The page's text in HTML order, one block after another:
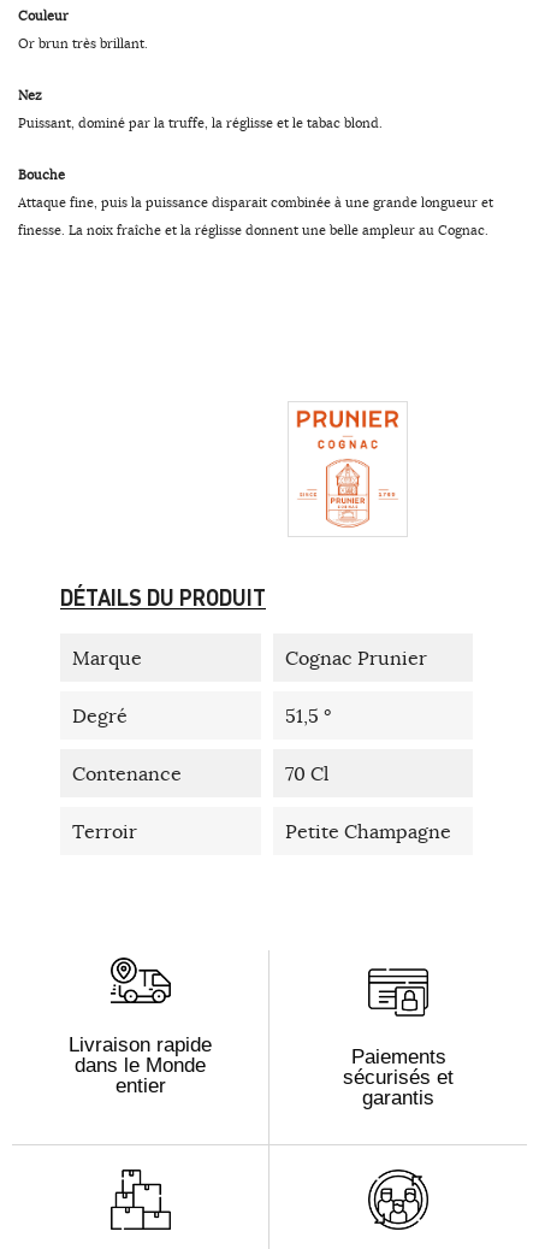
Couleur
Or brun très brillant.
Nez
Puissant, dominé par la truffe, la réglisse et le tabac blond.
Bouche
Attaque fine, puis la puissance disparait combinée à une grande longueur et
finesse. La noix fraîche et la réglisse donnent une belle ampleur au Cognac.
DÉTAILS DU PRODUIT
Marque Cognac Prunier
Degré 51,5 °
Contenance 70 Cl
Terroir Petite Champagne
Livraison rapide
dans le Monde
entier
Paiements
sécurisés et
garantis